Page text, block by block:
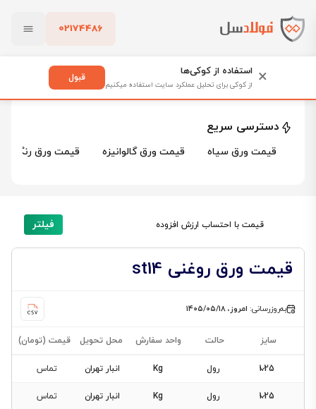
02174486
پاک کردن
قیمت ورق روغنی
دسترسی سریع
قیمت ورق سیاه قیمت ورق گالوانیزه قیمت ورق رنگی
قیمت با احتساب ارزش افزوده فیلتر
قیمت ورق روغنی st14
به‌روزرسانی: امروز، ۱۴۰۵/۰۵/۱۸
سایز حالت واحد سفارش محل تحویل قیمت (تومان)
1.25 رول Kg انبار تهران تماس
1.25 رول Kg انبار تهران تماس
× استفاده از کوکی‌ها
از کوکی برای تحلیل عملکرد سایت استفاده میکنیم
قبول